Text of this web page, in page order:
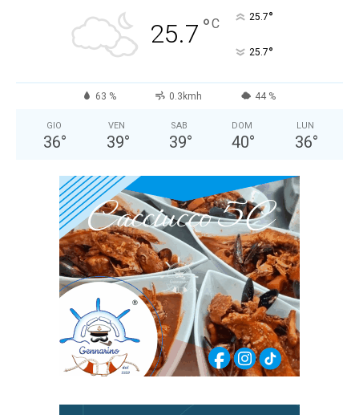
25.7 °C 25.7°
25.7°
63 % 0.3kmh 44 %
GIO
36°
VEN
39°
SAB
39°
DOM
40°
LUN
36°